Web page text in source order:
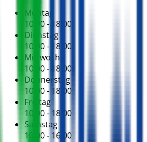
Montag
10:00 - 18:00
Dienstag
10:00 - 18:00
Mittwoch
10:00 - 18:00
Donnerstag
10:00 - 18:00
Freitag
10:00 - 18:00
Samstag
10:00 - 16:00